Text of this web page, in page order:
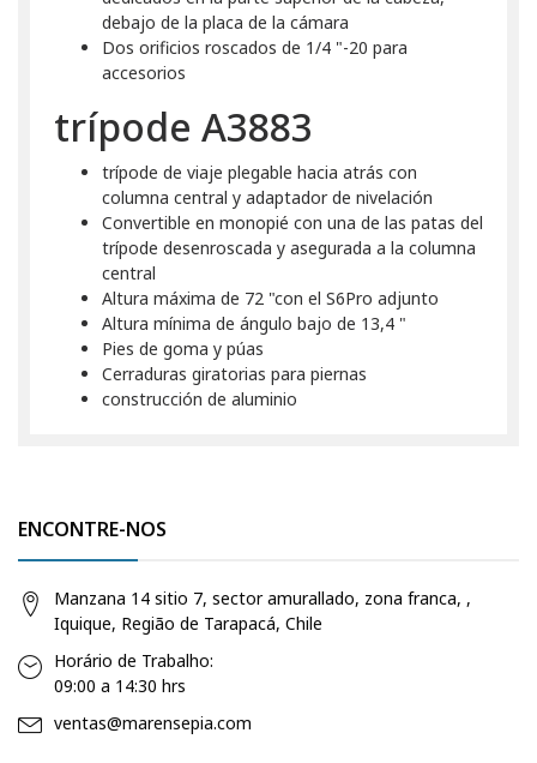
debajo de la placa de la cámara
Dos orificios roscados de 1/4 "-20 para
accesorios
trípode A3883
trípode de viaje plegable hacia atrás con
columna central y adaptador de nivelación
Convertible en monopié con una de las patas del
trípode desenroscada y asegurada a la columna
central
Altura máxima de 72 "con el S6Pro adjunto
Altura mínima de ángulo bajo de 13,4 "
Pies de goma y púas
Cerraduras giratorias para piernas
construcción de aluminio
ENCONTRE-NOS
Manzana 14 sitio 7, sector amurallado, zona franca, ,
Iquique, Região de Tarapacá, Chile
Horário de Trabalho:
09:00 a 14:30 hrs
ventas@marensepia.com